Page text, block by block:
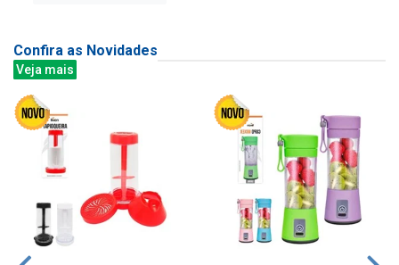
Confira as Novidades
Veja mais